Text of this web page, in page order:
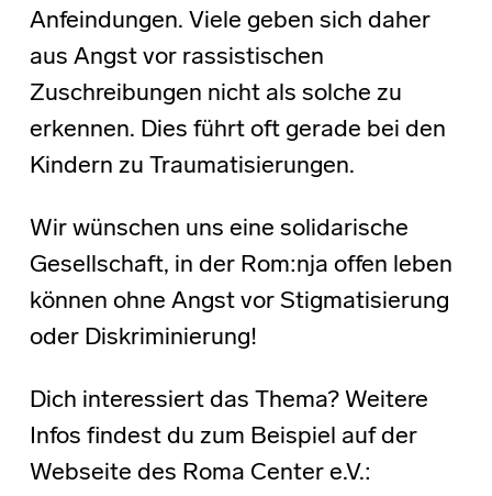
Anfeindungen. Viele geben sich daher
aus Angst vor rassistischen
Zuschreibungen nicht als solche zu
erkennen. Dies führt oft gerade bei den
Kindern zu Traumatisierungen.
Wir wünschen uns eine solidarische
Gesellschaft, in der Rom:nja offen leben
können ohne Angst vor Stigmatisierung
oder Diskriminierung!
Dich interessiert das Thema? Weitere
Infos findest du zum Beispiel auf der
Webseite des Roma Center e.V.: